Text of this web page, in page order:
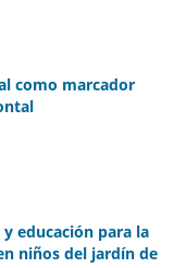
como marcador
educación para la
niños del jardín de